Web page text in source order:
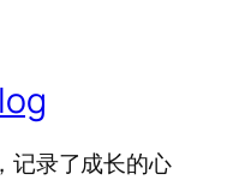
记录了成长的心